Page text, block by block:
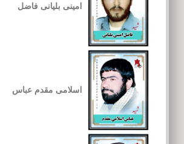
امینی بلیانی فاضل
اسلامی مقدم عباس